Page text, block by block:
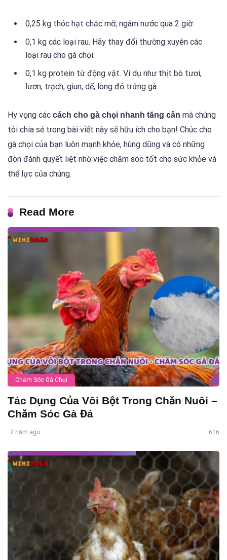
0,25 kg thóc hạt chắc mỡ, ngâm nước qua 2 giờ.
0,1 kg các loại rau. Hãy thay đổi thường xuyên các
loại rau cho gà chọi.
0,1 kg protein từ động vật. Ví dụ như thịt bò tươi,
lươn, trạch, giun, dế, lòng đỏ trứng gà.
Hy vọng các cách cho gà chọi nhanh tăng cân mà chúng
tôi chia sẻ trong bài viết này sẽ hữu ích cho bạn! Chúc cho
gà chọi của bạn luôn mạnh khỏe, hùng dũng và có những
đòn đánh quyết liệt nhờ việc chăm sóc tốt cho sức khỏe và
thể lực của chúng.
Read More
Chăm Sóc Gà Chọi
Tác Dụng Của Vôi Bột Trong Chăn Nuôi –
Chăm Sóc Gà Đá
2 năm ago 616